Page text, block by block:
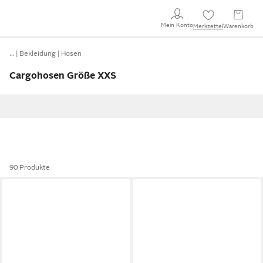
Mein KontoMerkzettel Warenkorb
… Bekleidung Hosen
Cargohosen Größe XXS
90 Produkte